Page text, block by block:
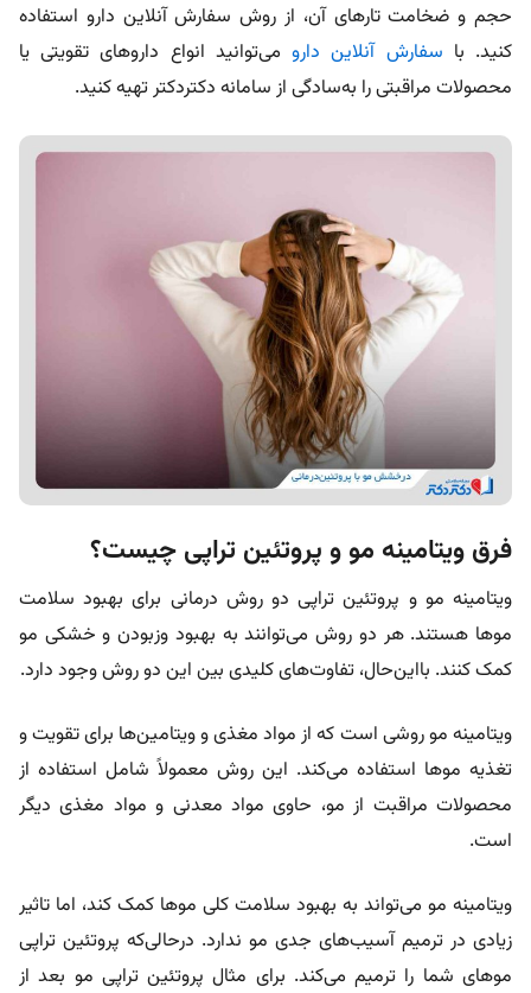
حجم و ضخامت تارهای آن، از روش سفارش آنلاین دارو استفاده
کنید. با سفارش آنلاین دارومی‌توانید انواع داروهای تقویتی یا
محصولات مراقبتی را به‌سادگی از سامانه دکتردکتر تهیه کنید.
فرق ویتامینه مو و پروتئین تراپی چیست؟
ویتامینه مو و پروتئین تراپی دو روش درمانی برای بهبود سلامت
موها هستند. هر دو روش می‌توانند به بهبود وز‌بودن و خشکی مو
کمک کنند. بااین‌حال، تفاوت‌های کلیدی بین این دو روش وجود دارد.
ویتامینه مو روشی است که از مواد مغذی و ویتامین‌ها برای تقویت و
تغذیه موها استفاده می‌کند. این روش معمولاً شامل استفاده از
محصولات مراقبت از مو، حاوی مواد معدنی و مواد مغذی دیگر
است.
ویتامینه مو می‌تواند به بهبود سلامت کلی موها کمک کند، اما تاثیر
زیادی در ترمیم آسیب‌های جدی مو ندارد. درحالی‌که پروتئین تراپی
موهای شما را ترمیم می‌کند. برای مثال پروتئین تراپی مو بعد از